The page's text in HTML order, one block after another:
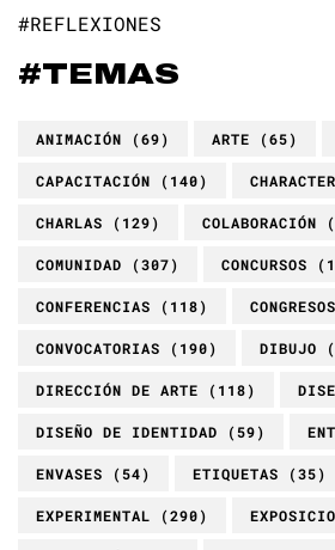
#REFLEXIONES
#TEMAS
ANIMACIÓN (69) ARTE (65)
CAPACITACIÓN (140)
CHARLAS (129) COLABORACIÓN
COMUNIDAD (307) CONCURSOS
CONFERENCIAS (118) CONGRESOS
CONVOCATORIAS (190) DIBUJO
DIRECCIÓN DE ARTE (118)
DISEÑO DE IDENTIDAD (59)
ENVASES (54) ETIQUETAS (35)
EXPERIMENTAL (290)